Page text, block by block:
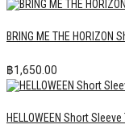
BRING ME THE
฿1,650.00
HELLOWEEN Short